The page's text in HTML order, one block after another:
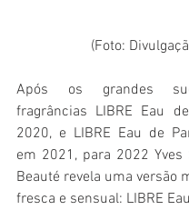
(Foto:
Após os grandes
fragrâncias LIBRE Eau
2020, e LIBRE Eau de
em 2021, para 2022 Yves
Beauté revela uma versão
fresca e sensual: LIBRE